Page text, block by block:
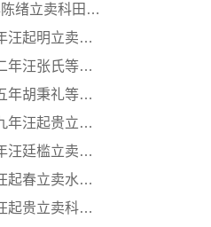
立卖科田文契
立卖科田文契
等立卖水田文契
等立卖科田文契
立卖科田文契
立卖科田文契
立卖水田文契
立卖科田文契